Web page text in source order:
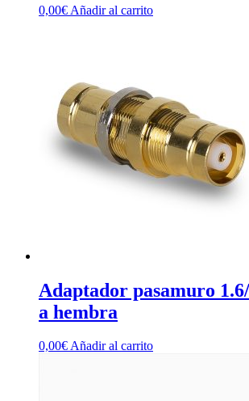
0,00€ Añadir al carrito
Adaptador pasamuro
a hembra
0,00€Añadir al carrito